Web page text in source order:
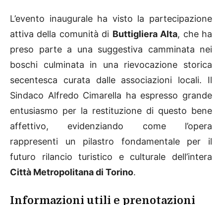
L’evento inaugurale ha visto la partecipazione
attiva della comunità di Buttigliera Alta, che ha
preso parte a una suggestiva camminata nei
boschi culminata in una rievocazione storica
secentesca curata dalle associazioni locali. Il
Sindaco Alfredo Cimarella ha espresso grande
entusiasmo per la restituzione di questo bene
affettivo, evidenziando come l’opera
rappresenti un pilastro fondamentale per il
futuro rilancio turistico e culturale dell’intera
Città Metropolitana di Torino.
Informazioni utili e prenotazioni